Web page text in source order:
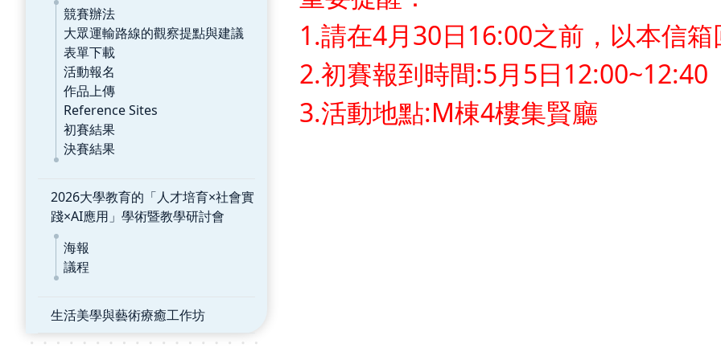
競賽辦法
大眾運輸路線的觀察提點與建議
表單下載
活動報名
作品上傳
Reference Sites
初賽結果
決賽結果
2026大學教育的「人才培育×社會實
踐×AI應用」學術暨教學研討會
海報
議程
生活美學與藝術療癒工作坊
1.請在4月30日16:00之前，以本信箱
2.初賽報到時間:5月5日12:00~12:40
3.活動地點:M棟4樓集賢廳